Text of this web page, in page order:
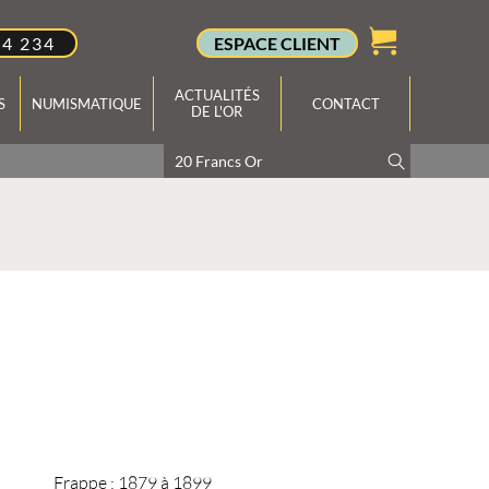
234 ESPACE CLIENT
NUMISMATIQUE
ACTUALITÉS
DE L'OR
CONTACT
Frappe : 1879 à 1899